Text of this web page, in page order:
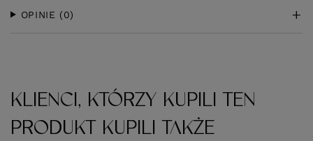
OPINIE (0)
KLIENCI, KTÓRZY KUPILI TEN
PRODUKT KUPILI TAKŻE